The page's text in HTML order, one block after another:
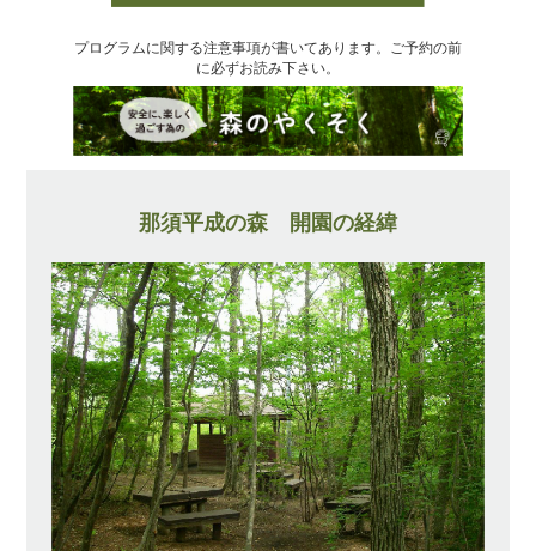
プログラムに関する注意事項が書いてあります。ご予約の前
に必ずお読み下さい。
那須平成の森 開園の経緯